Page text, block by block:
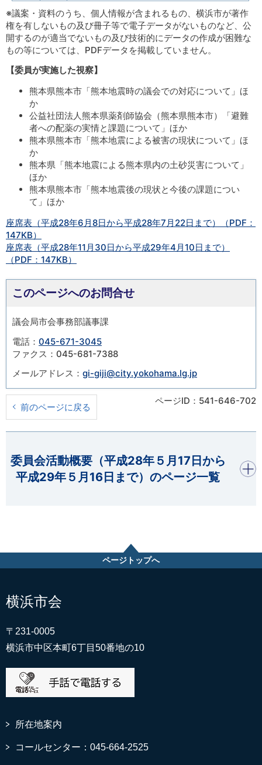
※議案・資料のうち、個人情報が含まれるもの、横浜市が著作
権を有しないもの及び冊子等で電子データがないものなど、公
開するのが適当でないもの及び技術的にデータの作成が困難な
もの等については、PDFデータを掲載していません。
【委員が実施した視察】
熊本県熊本市「熊本地震時の議会での対応について」ほ
か
公益社団法人熊本県薬剤師協会（熊本県熊本市）「避難
者への配薬の実情と課題について」ほか
熊本県熊本市「熊本地震による被害の現状について」ほ
か
熊本県「熊本地震による熊本県内の土砂災害について」
ほか
熊本県熊本市「熊本地震後の現状と今後の課題につい
て」ほか
座席表（平成28年6月8日から平成28年7月22日まで）（PDF：
147KB）
座席表（平成28年11月30日から平成29年4月10日まで）
（PDF：147KB）
このページへのお問合せ
議会局市会事務部議事課
電話： 045-671-3045
ファクス：045-681-7388
メールアドレス： gi-giji@city.yokohama.lg.jp
前のページに戻る
ページID：541-646-702
委員会活動概要（平成28年５月17日から
平成29年５月16日まで）のページ一覧
開く
ページトップへ
横浜市会
〒231-0005
横浜市中区本町6丁目50番地の10
所在地案内
コールセンター：045-664-2525